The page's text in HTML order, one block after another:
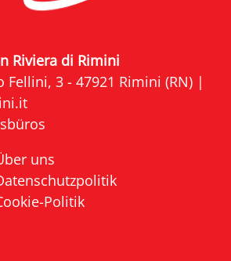
Riviera di Rimini
Fellini, 3 - 47921 Rimini (RN) |
uns
Politik
von Riviera di Rimini
von Riviera di Rimini
Flickr von Riviera di Rimini